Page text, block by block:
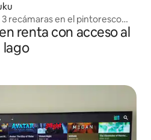
recámaras en el pintoresco
renta con acceso al
lago